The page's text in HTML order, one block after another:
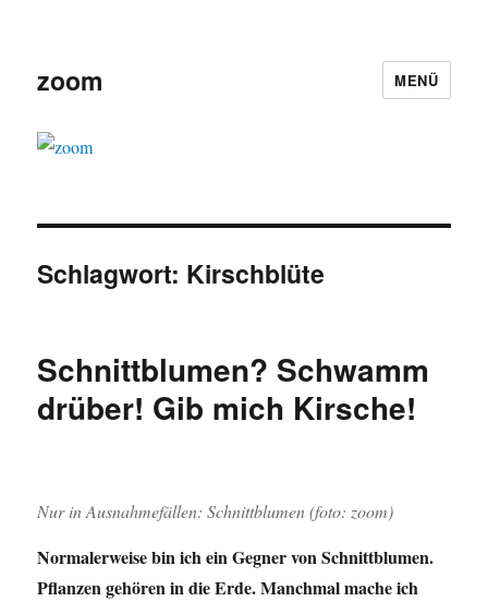
zoom MENÜ
Schlagwort: Kirschblüte
Schnittblumen? Schwamm
drüber! Gib mich Kirsche!
Nur in Ausnahmefällen: Schnittblumen (foto: zoom)
Normalerweise bin ich ein Gegner von Schnittblumen.
Pflanzen gehören in die Erde. Manchmal mache ich